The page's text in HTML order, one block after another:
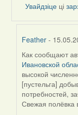
Feather
Увайдзіце ці
Feather -
In
reply
to
by
вас
(госць)
Как сообщают
Ивановской
высокой
[пустельга]
потребностей,
Свежая полёвка